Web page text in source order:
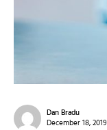
Dan Bradu
December 18, 2019